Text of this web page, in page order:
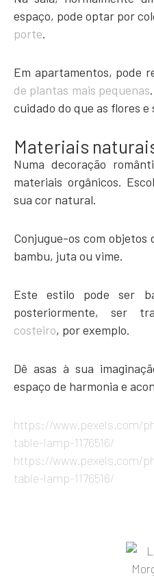
espaço, pode optar por
porte.
Em apartamentos, pode
de plantas mais pequenas
cuidado do que as flores
Materiais
Numa decoração
materiais orgânicos.
sua cor natural.
Conjugue-os com objetos
bambu, juta ou vime.
Este estilo pode ser
posteriormente, ser
costeiro, por exemplo.
Dê asas à sua
espaço de harmonia e
https://www.pexels.com/
table-lamp-1176516/
https://www.pexels.com/
table-lamp-1176516/